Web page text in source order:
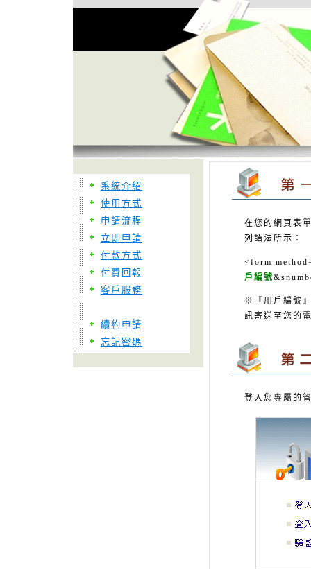
系統介紹
使用方式
申請流程
立即申請
付款方式
付費回報
客戶服務
續約申請
忘記密碼
在您的網頁表
列語法所示：
<form
戶編號
※『用戶編號
訊寄送至您的
登入您專屬的